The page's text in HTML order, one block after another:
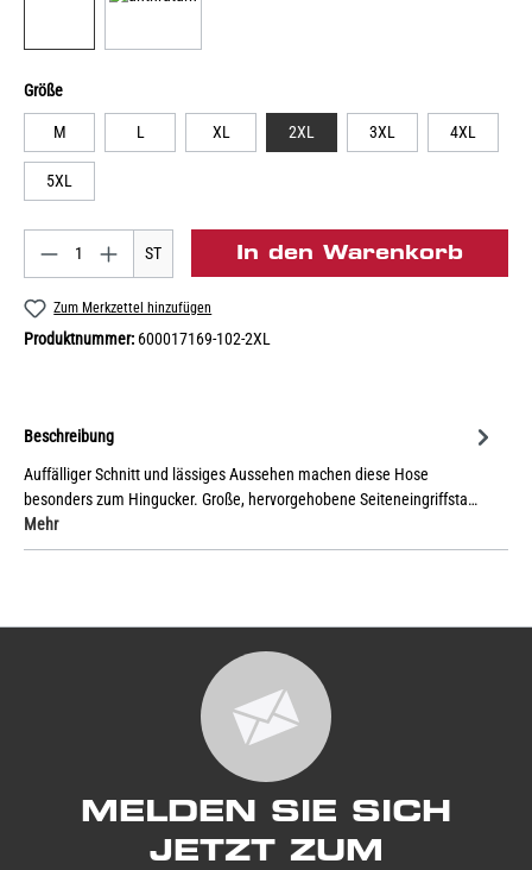
Größe
M L XL 2XL 3XL 4XL
5XL
ST In den Warenkorb
Zum Merkzettel hinzufügen
Produktnummer: 600017169-102-2XL
Beschreibung
Auffälliger Schnitt und lässiges Aussehen machen diese Hose
besonders zum Hingucker. Große, hervorgehobene Seiteneingriffsta…
Mehr
MELDEN SIE SICH
JETZT ZUM